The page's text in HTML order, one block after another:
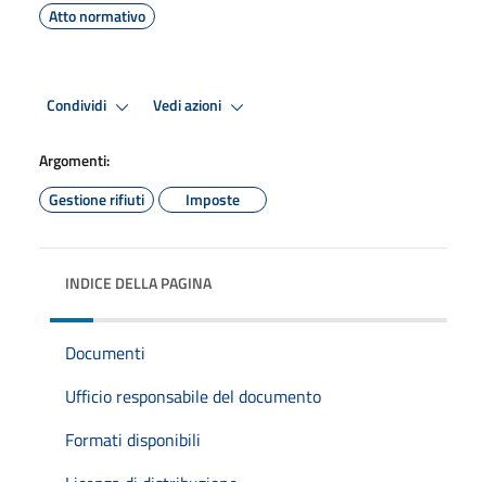
Atto normativo
Condividi Vedi azioni
Argomenti:
Gestione rifiuti
Imposte
INDICE DELLA PAGINA
Documenti
Ufficio responsabile del documento
Formati disponibili